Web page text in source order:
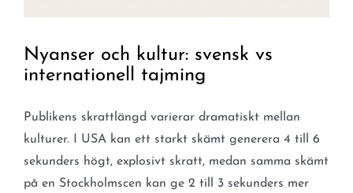
Nyanser och kultur: svensk vs
internationell tajming
Publikens skrattlängd varierar dramatiskt mellan
kulturer. I USA kan ett starkt skämt generera 4 till 6
sekunders högt, explosivt skratt, medan samma skämt
på en Stockholmscen kan ge 2 till 3 sekunders mer